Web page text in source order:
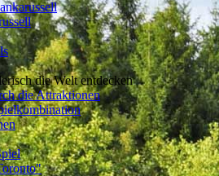
die Welt entdecken
die Attraktionen